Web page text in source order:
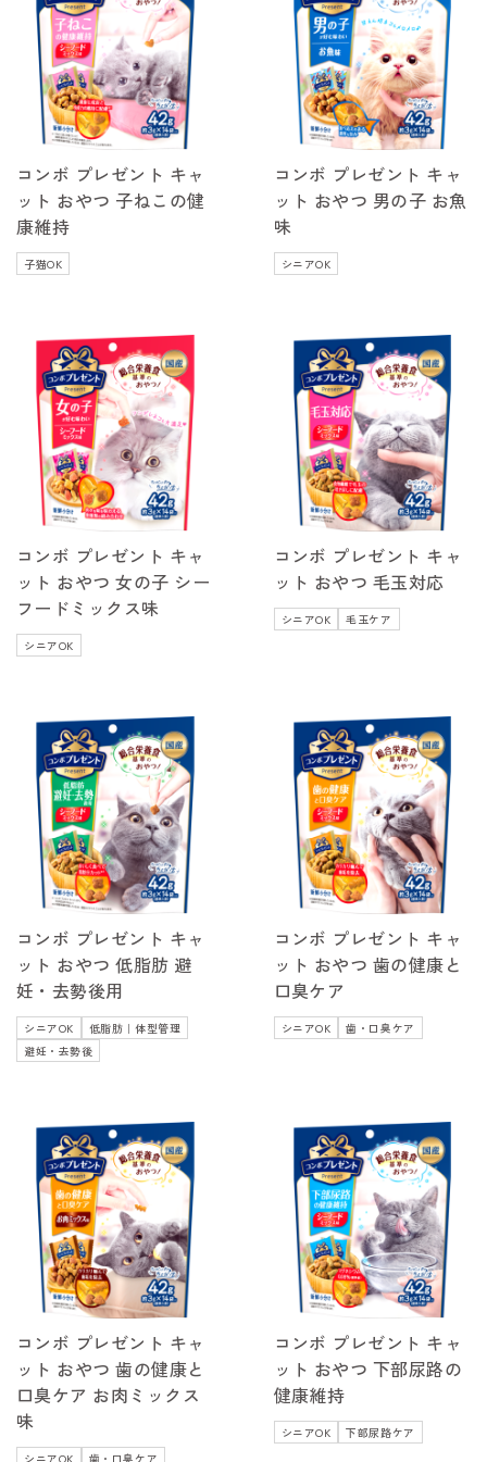
コンボ プレゼント キャ
ット おやつ 子ねこの健
康維持
子猫OK
コンボ プレゼント キャ
ット おやつ 男の子 お魚
味
シニアOK
コンボ プレゼント キャ
ット おやつ 女の子 シー
フードミックス味
シニアOK
コンボ プレゼント キャ
ット おやつ 毛玉対応
シニアOK 毛玉ケア
コンボ プレゼント キャ
ット おやつ 低脂肪 避
妊・去勢後用
シニアOK
低脂肪｜体型管理
避妊・去勢後
コンボ プレゼント キャ
ット おやつ 歯の健康と
口臭ケア
シニアOK 歯・口臭ケア
コンボ プレゼント キャ
ット おやつ 歯の健康と
口臭ケア お肉ミックス
味
シニアOK 歯・口臭ケア
コンボ プレゼント キャ
ット おやつ 下部尿路の
健康維持
シニアOK 下部尿路ケア